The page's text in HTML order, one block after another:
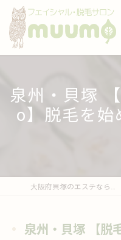
泉州・貝塚
o】脱毛を始
大阪府貝塚のエステならフェイシャル・脱毛サロンmuumo
泉州・貝塚 【脱